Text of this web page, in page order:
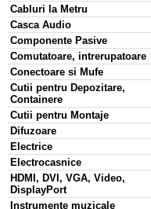
Cabluri la Metru
Casca Audio
Componente Pasive
Comutatoare, intrerupatoare
Conectoare si Mufe
Cutii pentru Depozitare,
Containere
Cutii pentru Montaje
Difuzoare
Electrice
Electrocasnice
HDMI, DVI, VGA, Video,
DisplayPort
Instrumente muzicale